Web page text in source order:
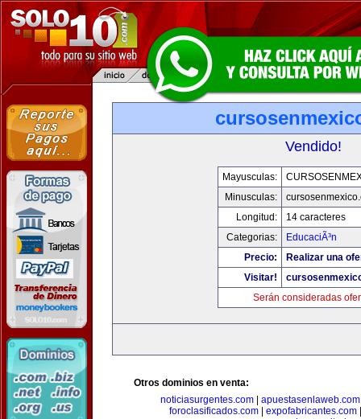
Vendido!
Mayusculas:
Minusculas:
Longitud:
14 caracteres
Categorias:
EducaciÃ³n
Precio:
Realizar una
Visitar!
Serán consideradas
Otros dominios en venta:
noticiasurgentes.com| apuestasenlaweb.com
foroclasificados.com
expofabricantes.com